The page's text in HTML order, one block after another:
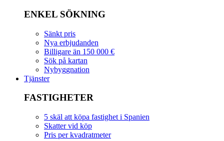
ENKEL SÖKNING
Sänkt pris
Nya erbjudanden
Billigare än 150 000 €
Sök på kartan
Nybyggnation
Tjänster
FASTIGHETER
5 skäl att köpa fastighet i Spanien
Skatter vid köp
Pris per kvadratmeter